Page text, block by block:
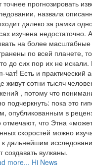
прогнозировать
назвала
далеко за рамки
изучена
на более
по всей планете,
до сих пор их не
чат! Есть и
живут сотни тысяч
, потому что
пока это
опубликованным в
что Этна
скоростей можно
к дальнейшим
вулканы.
more... Hi News